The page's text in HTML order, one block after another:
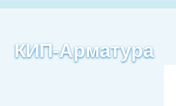
КИП-Арматура